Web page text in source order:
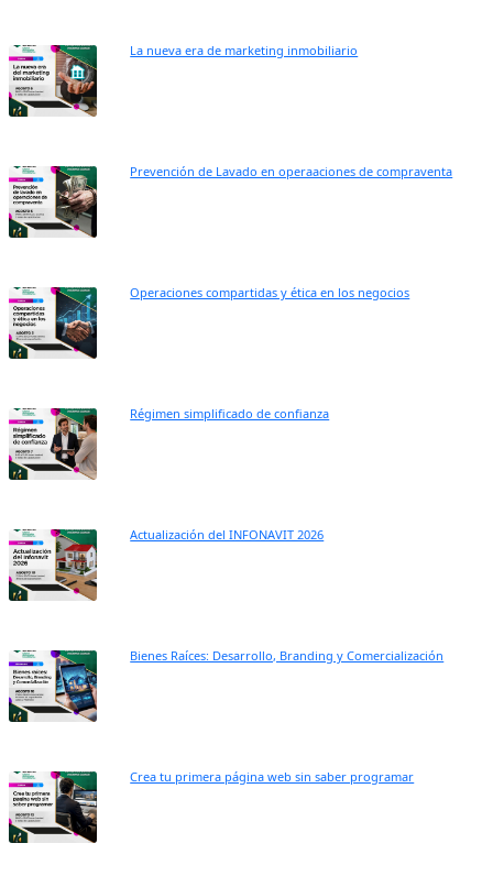
La nueva era de marketing inmobiliario
Prevención de Lavado en operaaciones de compraventa
Operaciones compartidas y ética en los negocios
Régimen simplificado de confianza
Actualización del INFONAVIT 2026
Bienes Raíces: Desarrollo, Branding y Comercialización
Crea tu primera página web sin saber programar